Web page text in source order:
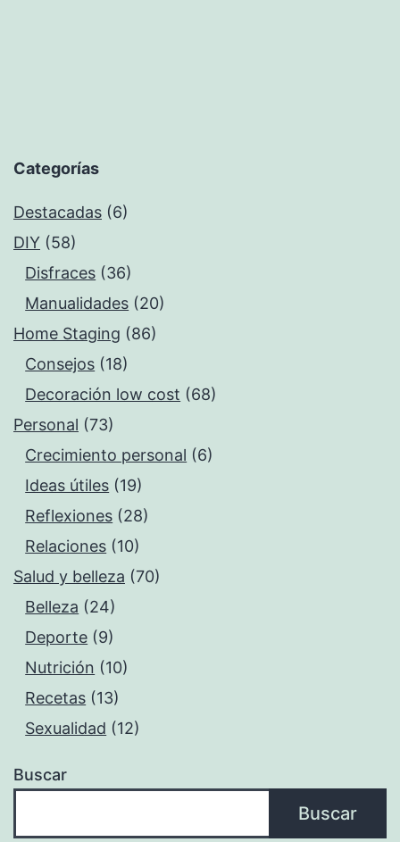
Categorías
Destacadas (6)
DIY (58)
Disfraces (36)
Manualidades (20)
Home Staging (86)
Consejos (18)
Decoración low cost (68)
Personal (73)
Crecimiento personal (6)
Ideas útiles (19)
Reflexiones (28)
Relaciones (10)
Salud y belleza (70)
Belleza (24)
Deporte (9)
Nutrición (10)
Recetas (13)
Sexualidad (12)
Buscar
Buscar